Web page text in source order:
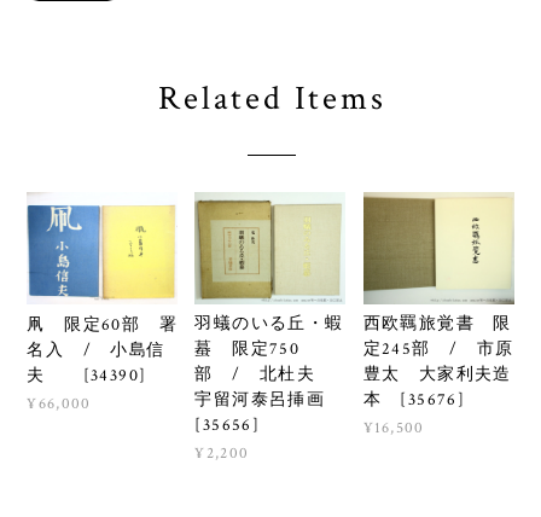
Related Items
凧 限定60部 署
名入 / 小島信
夫 [34390]
¥66,000
羽蟻のいる丘・蝦
蟇 限定750
部 / 北杜夫
宇留河泰呂挿画
[35656]
¥2,200
西欧羈旅覚書 限
定245部 / 市原
豊太 大家利夫造
本 [35676]
¥16,500